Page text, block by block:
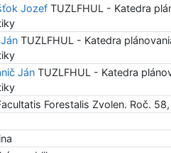
Jozef TUZLFHUL - Katedra
TUZLFHUL - Katedra
Ján TUZLFHUL - Katedra
Forestalis Zvolen. Roč.